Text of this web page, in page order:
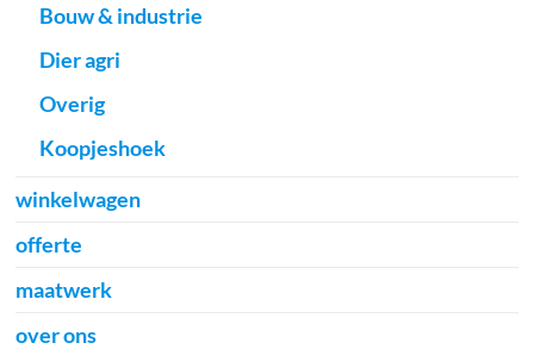
Bouw & industrie
Dier agri
Overig
Koopjeshoek
winkelwagen
offerte
maatwerk
over ons